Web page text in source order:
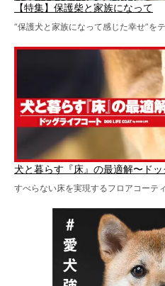
【特集】保護柴と家族になって
“保護犬と家族になって感じた幸せ”を
犬と暮らす『床』の最適解〜ド
すべらない床を実現するフロアコーテ